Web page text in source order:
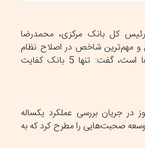
رئیس کل بانک مرکزی، محمدرضا
و مهم‌ترین شاخص در اصلاح نظام
بانکی، کفایت سرمایه بانک‌ها است، گفت: تنها 5 بانک کفایت
در جریان بررسی عملکرد یکساله
صحبت‌هایی را مطرح کرد که به